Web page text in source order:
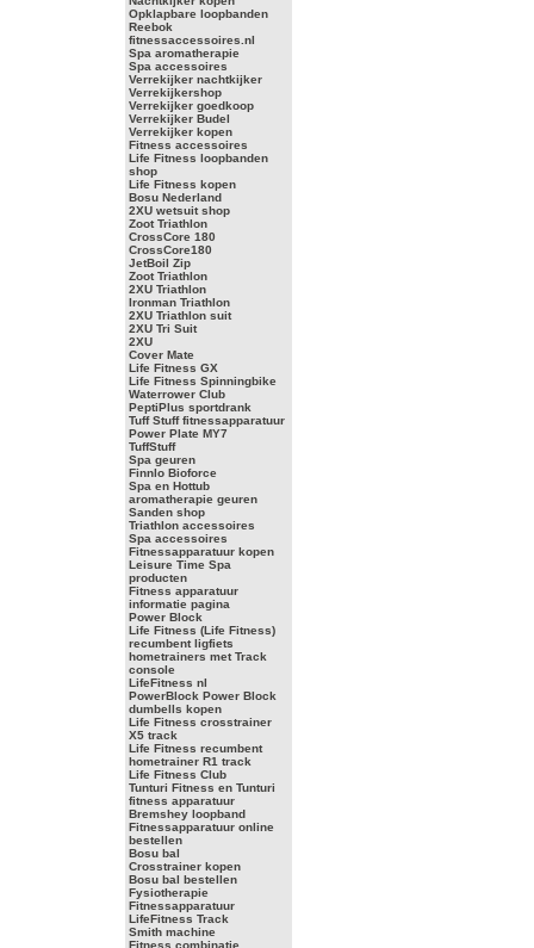
Opklapbare loopbanden
Reebok
fitnessaccessoires.nl
Spa aromatherapie
Spa accessoires
Verrekijker nachtkijker
Verrekijkershop
Verrekijker goedkoop
Verrekijker Budel
Verrekijker kopen
Fitness accessoires
Life Fitness loopbanden
shop
Life Fitness kopen
Bosu Nederland
2XU wetsuit shop
Zoot Triathlon
CrossCore 180
CrossCore180
JetBoil Zip
Zoot Triathlon
2XU Triathlon
Ironman Triathlon
2XU Triathlon suit
2XU Tri Suit
2XU
Cover Mate
Life Fitness GX
Life Fitness Spinningbike
Waterrower Club
PeptiPlus sportdrank
Tuff Stuff fitnessapparatuur
Power Plate MY7
TuffStuff
Spa geuren
Finnlo Bioforce
Spa en Hottub
aromatherapie geuren
Sanden shop
Triathlon accessoires
Spa accessoires
Fitnessapparatuur kopen
Leisure Time Spa
producten
Fitness apparatuur
informatie pagina
Power Block
Life Fitness (Life Fitness)
recumbent ligfiets
hometrainers met Track
console
LifeFitness nl
PowerBlock Power Block
dumbells kopen
Life Fitness crosstrainer
X5 track
Life Fitness recumbent
hometrainer R1 track
Life Fitness Club
Tunturi Fitness en Tunturi
fitness apparatuur
Bremshey loopband
Fitnessapparatuur online
bestellen
Bosu bal
Crosstrainer kopen
Bosu bal bestellen
Fysiotherapie
Fitnessapparatuur
LifeFitness Track
Smith machine
Fitness combinatie